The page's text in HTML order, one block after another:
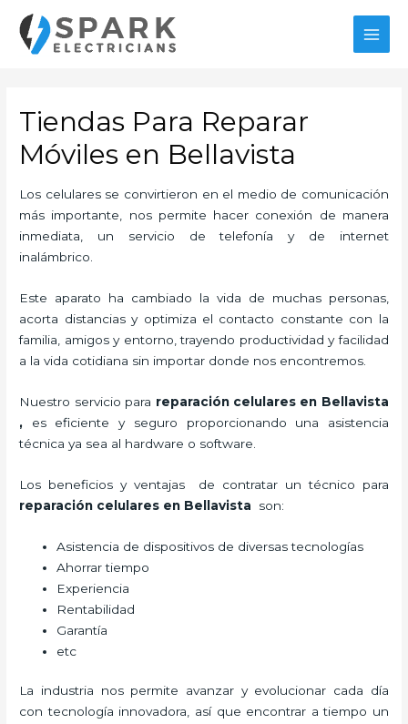
contenido
Tiendas Para Reparar
Móviles en Bellavista
Los celulares se convirtieron en el medio de comunicación
más importante, nos permite hacer conexión de manera
inmediata, un servicio de telefonía y de internet
inalámbrico.
Este aparato ha cambiado la vida de muchas personas,
acorta distancias y optimiza el contacto constante con la
familia, amigos y entorno, trayendo productividad y facilidad
a la vida cotidiana sin importar donde nos encontremos.
Nuestro servicio para reparación celulares en Bellavista
, es eficiente y seguro proporcionando una asistencia
técnica ya sea al hardware o software.
Los beneficios y ventajas de contratar un técnico para
reparación celulares en Bellavista son:
Asistencia de dispositivos de diversas tecnologías
Ahorrar tiempo
Experiencia
Rentabilidad
Garantía
etc
La industria nos permite avanzar y evolucionar cada día
con tecnología innovadora, así que encontrar a tiempo un